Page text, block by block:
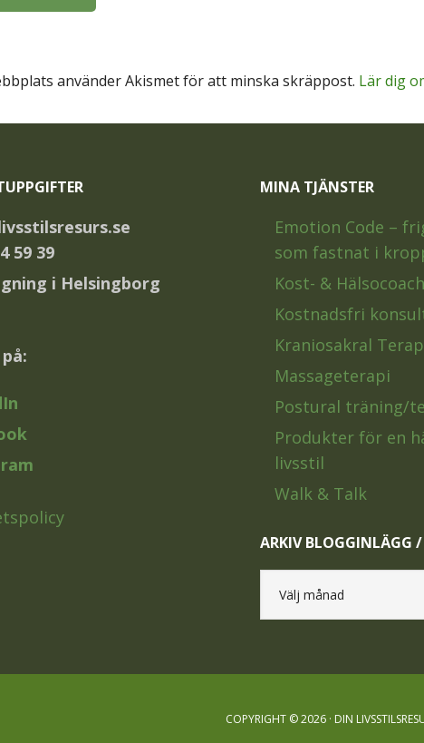
använder Akismet för att minska skräppost. Lär dig
59 39
i Helsingborg
MINA TJÄNSTER
Emotion Code –
som fastnat i
Kost- &
Kostnadsfri
Kraniosakral
Massageterapi
Postural träning/
Produkter för en
livsstil
Walk & Talk
ARKIV BLOGGINLÄGG
blogginlägg
COPYRIGHT © 2026 · DIN